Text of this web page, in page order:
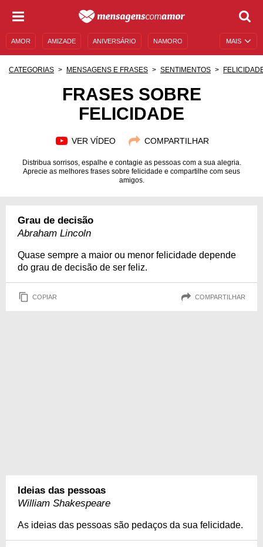
MAIS
AMOR AMIZADE ANIVERSÁRIO NAMORO
MENSAGENS E FRASES MENSAGENS DE ANIVERSÁRIO
CATEGORIAS MENSAGENS E FRASES SENTIMENTOS
FRASES SOBRE
FELICIDADE
VER VÍDEO COMPARTILHAR
Distribua sorrisos, espalhe e contagie as pessoas com a sua alegria.
Aprecie as melhores frases sobre felicidade e compartilhe com seus
amigos.
Grau de decisão
Abraham Lincoln
Quase sempre a maior ou menor felicidade depende
do grau de decisão de ser feliz.
COPIAR COMPARTILHAR
Ideias das pessoas
William Shakespeare
As ideias das pessoas são pedaços da sua felicidade.